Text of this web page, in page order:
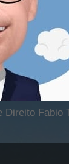
Fabio